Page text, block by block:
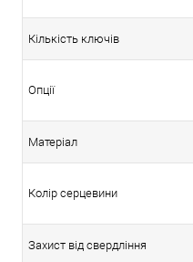
Кількість ключів
Опції
Матеріал
Колір серцевини
Захист від свердління